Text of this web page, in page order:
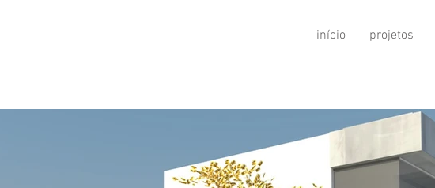
início projetos